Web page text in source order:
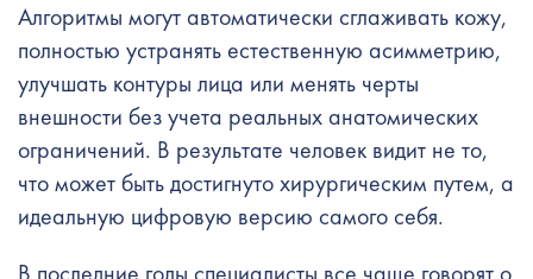
Алгоритмы могут автоматически сглаживать кожу,
полностью устранять естественную асимметрию,
улучшать контуры лица или менять черты
внешности без учета реальных анатомических
ограничений. В результате человек видит не то,
что может быть достигнуто хирургическим путем, а
идеальную цифровую версию самого себя.